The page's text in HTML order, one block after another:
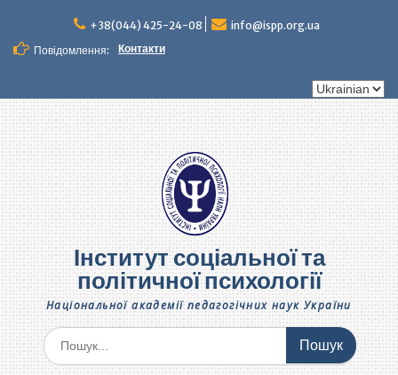
вмісту
+38(044) 425-24-08
info@ispp.org.ua
Повідомлення:
Контакти
Вибрати
Інститут соціальної та
політичної психології
Національної академії педагогічних наук України
Шукати: